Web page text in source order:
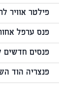
פילטר אוויר
פנס ערפל
פנסים חדשים
פנצריה הוד